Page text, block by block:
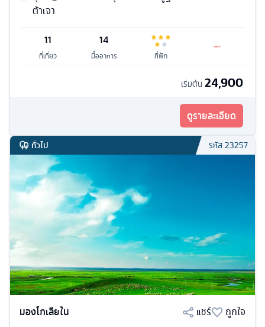
ต้าเจา
11
ที่เที่ยว
14
มื้ออาหาร ที่พัก
เริ่มต้น 24,900
ดูรายละเอียด
ทั่วไป รหัส23257
มองโกเลียใน แชร์
ถูกใจ